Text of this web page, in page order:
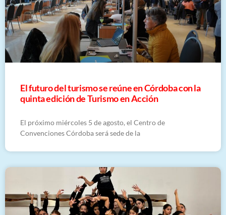
El futuro del turismo se reúne en Córdoba con la
quinta edición de Turismo en Acción
El próximo miércoles 5 de agosto, el Centro de
Convenciones Córdoba será sede de la